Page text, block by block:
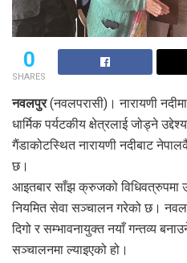
0
SHARES
नवलपुर(नवलपरासी)। नारायणी
धार्मिक पर्यटकीय क्षेत्रलाई जोड्ने
गैंडाकोटस्थित नारायणी नदीबाट
छ।
आइतबार साँझ क्रुजको विधिवत्रुपमा
नियमित सेवा सञ्चालन गरेको छ।
दिगो र सम्भावनायुक्त नयाँ गन्तव्य
सञ्चालनमा ल्याइएको हो।